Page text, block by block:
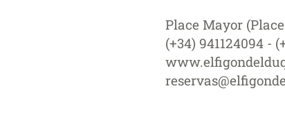
Place Mayor
(+34) 941124094 -